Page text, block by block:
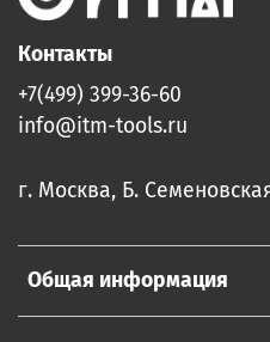
Общая информация
Контакты
+7(499) 399-36-60
info@itm-tools.ru
г. Москва, Б.